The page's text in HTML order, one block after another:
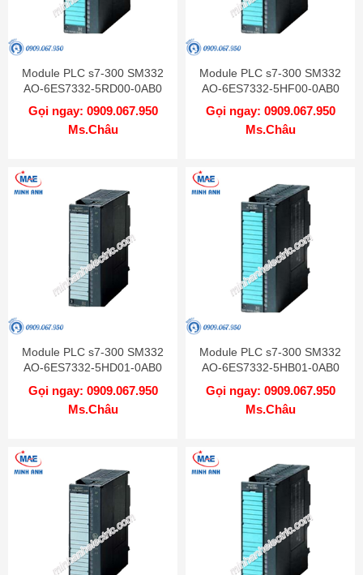
Module PLC s7-300 SM332
AO-6ES7332-5RD00-0AB0
Gọi ngay: 0909.067.950
Ms.Châu
Module PLC s7-300 SM332
AO-6ES7332-5HF00-0AB0
Gọi ngay: 0909.067.950
Ms.Châu
Module PLC s7-300 SM332
AO-6ES7332-5HD01-0AB0
Gọi ngay: 0909.067.950
Ms.Châu
Module PLC s7-300 SM332
AO-6ES7332-5HB01-0AB0
Gọi ngay: 0909.067.950
Ms.Châu